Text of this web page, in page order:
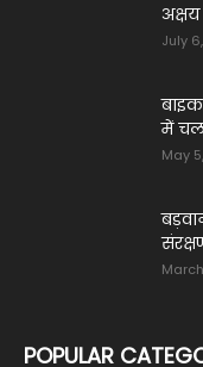
July
में चल
May
POPULAR